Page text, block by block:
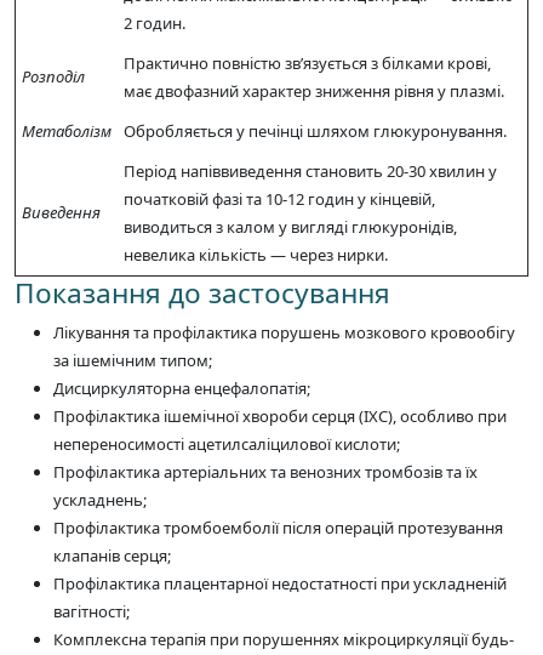
2 годин.
Розподіл
Практично повністю зв’язується з білками крові,
має двофазний характер зниження рівня у плазмі.
Метаболізм Обробляється у печінці шляхом глюкуронування.
Виведення
Період напіввиведення становить 20-30 хвилин у
початковій фазі та 10-12 годин у кінцевій,
виводиться з калом у вигляді глюкуронідів,
невелика кількість — через нирки.
Показання до застосування
Лікування та профілактика порушень мозкового кровообігу
за ішемічним типом;
Дисциркуляторна енцефалопатія;
Профілактика ішемічної хвороби серця (ІХС), особливо при
непереносимості ацетилсаліцилової кислоти;
Профілактика артеріальних та венозних тромбозів та їх
ускладнень;
Профілактика тромбоемболії після операцій протезування
клапанів серця;
Профілактика плацентарної недостатності при ускладненій
вагітності;
Комплексна терапія при порушеннях мікроциркуляції будь-